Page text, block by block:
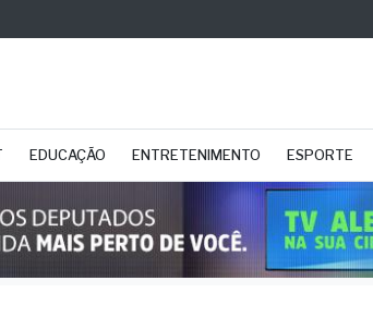
EDUCAÇÃO ENTRETENIMENTO ESPORTE